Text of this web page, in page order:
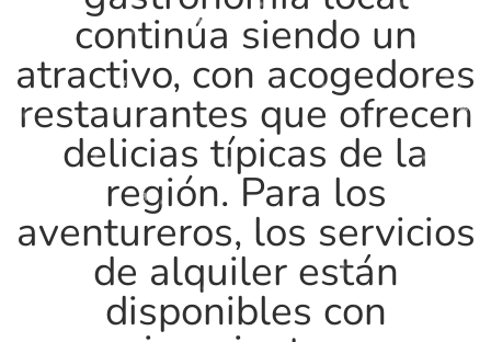
continúa siendo un
atractivo, con acogedores
restaurantes que ofrecen
delicias típicas de la
región. Para los
aventureros, los servicios
de alquiler están
disponibles con